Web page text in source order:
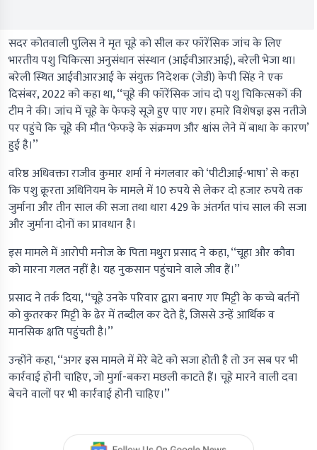
सदर कोतवाली पुलिस ने मृत चूहे को सील कर फॉरेंसिक जांच के लिए
भारतीय पशु चिकित्सा अनुसंधान संस्थान (आईवीआरआई), बरेली भेजा था।
बरेली स्थित आईवीआरआई के संयुक्त निदेशक (जेडी) केपी सिंह ने एक
दिसंबर, 2022 को कहा था, ‘‘चूहे की फॉरेंसिक जांच दो पशु चिकित्सकों की
टीम ने की। जांच में चूहे के फेफड़े सूजे हुए पाए गए। हमारे विशेषज्ञ इस नतीजे
पर पहुंचे कि चूहे की मौत ‘फेफड़े के संक्रमण और श्वांस लेने में बाधा के कारण’
हुई है।’’
वरिष्ठ अधिवक्ता राजीव कुमार शर्मा ने मंगलवार को ‘पीटीआई-भाषा’ से कहा
कि पशु क्रूरता अधिनियम के मामले में 10 रुपये से लेकर दो हजार रुपये तक
जुर्माना और तीन साल की सजा तथा धारा 429 के अंतर्गत पांच साल की सजा
और जुर्माना दोनों का प्रावधान है।
इस मामले में आरोपी मनोज के पिता मथुरा प्रसाद ने कहा, ‘‘चूहा और कौवा
को मारना गलत नहीं है। यह नुकसान पहुंचाने वाले जीव हैं।’’
प्रसाद ने तर्क दिया, ‘‘चूहे उनके परिवार द्वारा बनाए गए मिट्टी के कच्चे बर्तनों
को कुतरकर मिट्टी के ढेर में तब्दील कर देते हैं, जिससे उन्हें आर्थिक व
मानसिक क्षति पहुंचती है।’’
उन्होंने कहा, ‘‘अगर इस मामले में मेरे बेटे को सजा होती है तो उन सब पर भी
कार्रवाई होनी चाहिए, जो मुर्गा-बकरा मछली काटते हैं। चूहे मारने वाली दवा
बेचने वालों पर भी कार्रवाई होनी चाहिए।’’